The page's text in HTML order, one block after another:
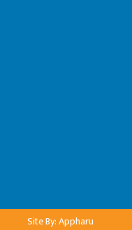
Site By: Appharu